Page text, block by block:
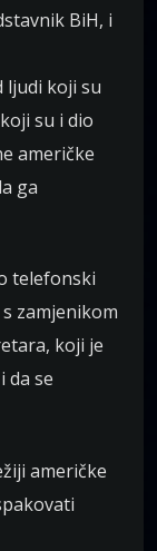
BiH, i
ljudi koji su
su i dio
američke
ga
telefonski
zamjenikom
koji je
da se
američke